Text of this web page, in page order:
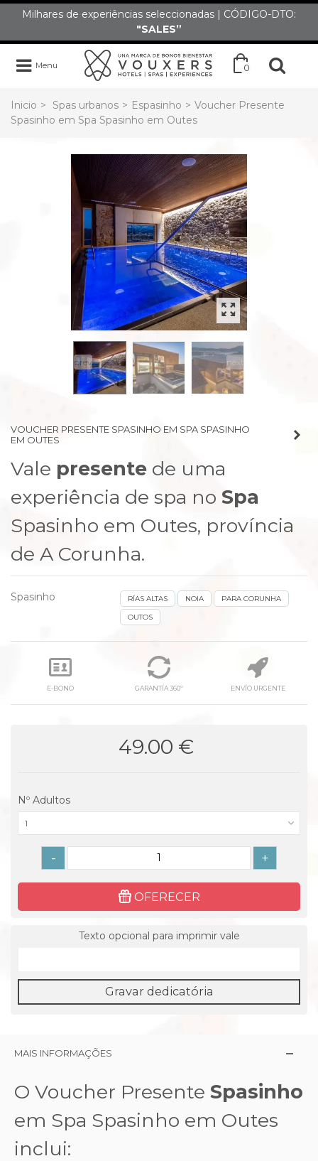
Milhares de experiências seleccionadas | CÓDIGO-DTO:
"SALES”
Menu 0
Inicio > Spas urbanos > Espasinho > Voucher Presente
Spasinho em Spa Spasinho em Outes
prev next
VOUCHER PRESENTE SPASINHO EM SPA SPASINHO
EM OUTES
Vale presente de uma
experiência de spa no Spa
Spasinho em Outes, província
de A Corunha.
Spasinho RÍAS ALTAS NOIA
PARA CORUNHA
OUTOS
E-BONO GARANTÍA 360º ENVÍO URGENTE
49.00 €
Nº Adultos
1
- +
OFERECER
Texto opcional para imprimir vale
Gravar dedicatória
MAIS INFORMAÇÕES
O Voucher Presente Spasinho
em Spa Spasinho em Outes
inclui: